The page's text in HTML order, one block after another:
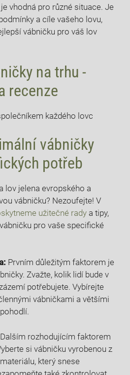
vhodná pro různé situace. Je
a cíle vašeho lovu,
vábničku ⁣pro váš lov
na trhu -‌
recenze
každého lovc
vábničky
potřeb
lov jelena⁢ evropského a
vábničku? Nezoufejte! V
užitečné rady a tipy,
pro vaše specifické
Prvním ⁣důležitým faktorem je
‍Zvažte, kolik⁣ lidí bude v
potřebujete. Vybírejte
vábničkami a většími
Dalším rozhodujícím faktorem
si vábničku‌ vyrobenou z
který⁤ snese